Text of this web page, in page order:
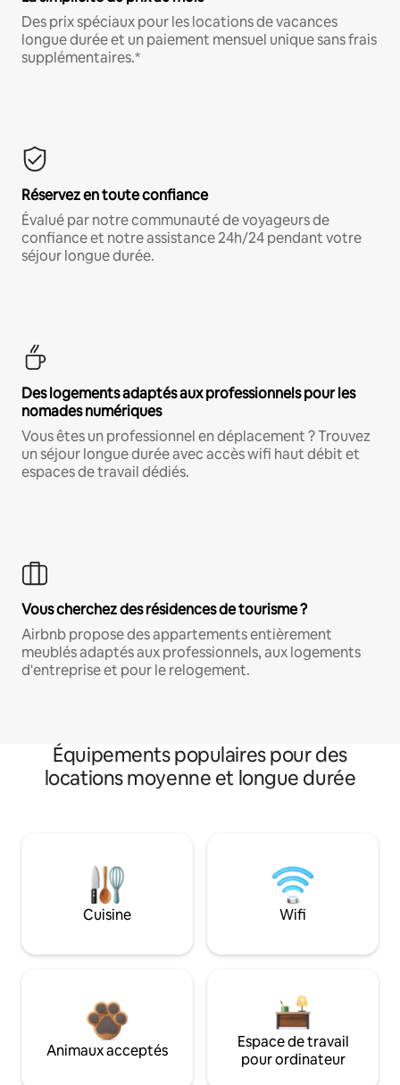
Des prix spéciaux pour les locations de vacances
longue durée et un paiement mensuel unique sans frais
supplémentaires.*
Réservez en toute confiance
Évalué par notre communauté de voyageurs de
confiance et notre assistance 24h/24 pendant votre
séjour longue durée.
Des logements adaptés aux professionnels pour les
nomades numériques
Vous êtes un professionnel en déplacement ? Trouvez
un séjour longue durée avec accès wifi haut débit et
espaces de travail dédiés.
Vous cherchez des résidences de tourisme ?
Airbnb propose des appartements entièrement
meublés adaptés aux professionnels, aux logements
d'entreprise et pour le relogement.
Équipements populaires pour des
locations moyenne et longue durée
Cuisine Wifi
Animaux acceptés
Espace de travail
pour ordinateur